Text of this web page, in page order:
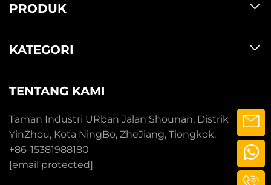
PRODUK
KATEGORI
TENTANG KAMI
Taman Industri URban Jalan Shounan, Distrik
YinZhou, Kota NingBo, ZheJiang, Tiongkok.
+86-15381988180
[email protected]